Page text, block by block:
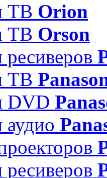
ТВ Orion
ТВ Orson
ТВ
DVD